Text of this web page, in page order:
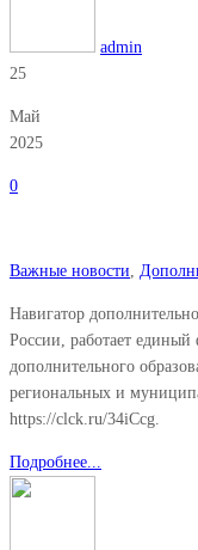
admin
25
Май
2025
0
Важные новости
Навигатор
России, работает
дополнительного
региональных и
https://clck.ru/34iCcg.
Подробнее...